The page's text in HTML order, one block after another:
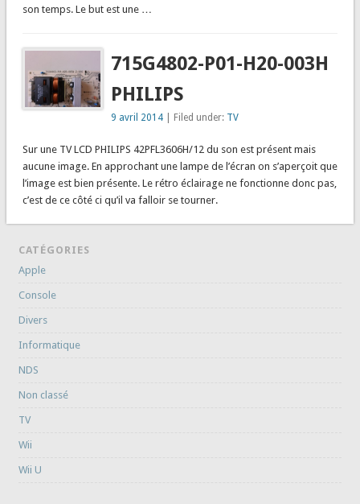
son temps. Le but est une …
715G4802-P01-H20-003H
PHILIPS
9 avril 2014 | Filed under: TV
Sur une TV LCD PHILIPS 42PFL3606H/12 du son est présent mais
aucune image. En approchant une lampe de l’écran on s’aperçoit que
l’image est bien présente. Le rétro éclairage ne fonctionne donc pas,
c’est de ce côté ci qu’il va falloir se tourner.
CATÉGORIES
Apple
Console
Divers
Informatique
NDS
Non classé
TV
Wii
Wii U